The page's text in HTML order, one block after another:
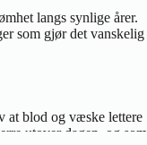
langs synlige årer.
som gjør det vanskelig
at blod og væske lettere
utover dagen, og som